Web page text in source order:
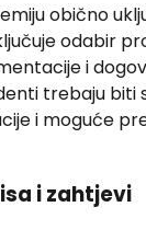
obično
odabir
i
trebaju biti
i moguće
i zahtjevi